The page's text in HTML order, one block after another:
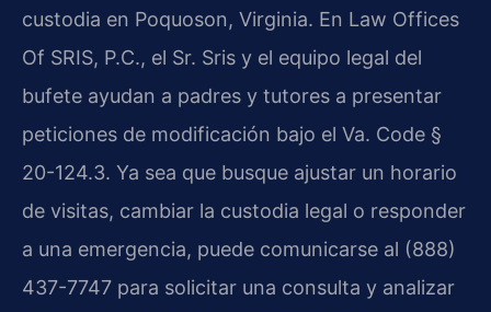
custodia en Poquoson, Virginia. En Law Offices
Of SRIS, P.C., el Sr. Sris y el equipo legal del
bufete ayudan a padres y tutores a presentar
peticiones de modificación bajo el Va. Code §
20-124.3. Ya sea que busque ajustar un horario
de visitas, cambiar la custodia legal o responder
a una emergencia, puede comunicarse al (888)
437-7747 para solicitar una consulta y analizar